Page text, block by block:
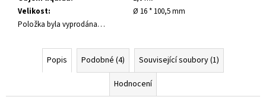
Velikost:
Ø 16 * 100,5 mm
Položka byla vyprodána…
Popis Podobné (4)
Související soubory (1)
Hodnocení
(U)
189